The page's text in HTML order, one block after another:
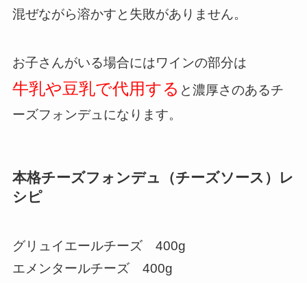
混ぜながら溶かすと失敗がありません。
お子さんがいる場合にはワインの部分は
牛乳や豆乳で代用する と濃厚さのあるチ
ーズフォンデュになります。
本格チーズフォンデュ（チーズソース）レ
シピ
グリュイエールチーズ 400g
エメンタールチーズ 400g